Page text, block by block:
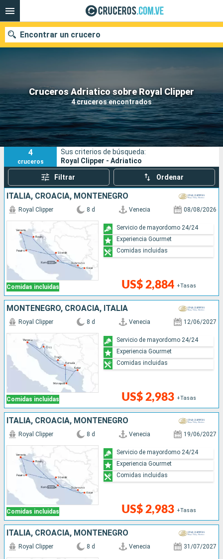
Cruceros Adriatico sobre Royal Clipper
4 cruceros encontrados
Encontrar un crucero
Nuestros destinos
Fecha de salida
Puertos Compañías
Buscar
4
cruceros
Sus criterios de búsqueda:
Royal Clipper - Adriatico
Filtrar Ordenar
ITALIA, CROACIA, MONTENEGRO
Comidas incluidas
Royal Clipper 8 d Venecia 08/08/2026
US$ 2,884 +Tasas
Servicio de mayordomo 24/24
Experiencia Gourmet
Comidas incluidas
MONTENEGRO, CROACIA, ITALIA
Comidas incluidas
Royal Clipper 8 d Venecia 12/06/2027
US$ 2,983 +Tasas
Servicio de mayordomo 24/24
Experiencia Gourmet
Comidas incluidas
ITALIA, CROACIA, MONTENEGRO
Comidas incluidas
Royal Clipper 8 d Venecia 19/06/2027
US$ 2,983 +Tasas
Servicio de mayordomo 24/24
Experiencia Gourmet
Comidas incluidas
ITALIA, CROACIA, MONTENEGRO
Royal Clipper 8 d Venecia 31/07/2027